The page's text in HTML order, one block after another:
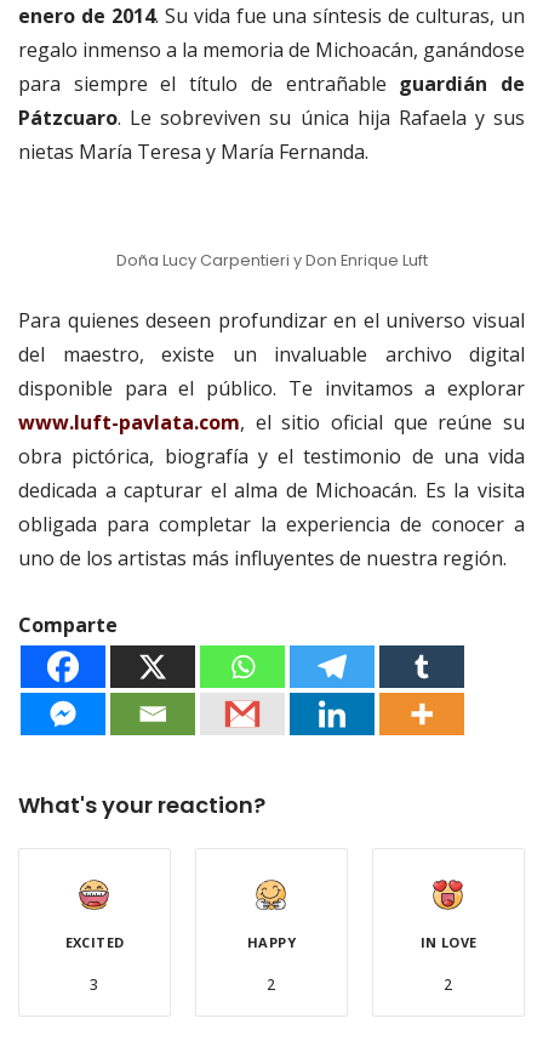
enero de 2014. Su vida fue una síntesis de culturas, un
regalo inmenso a la memoria de Michoacán, ganándose
para siempre el título de entrañable guardián de
Pátzcuaro. Le sobreviven su única hija Rafaela y sus
nietas María Teresa y María Fernanda.
Doña Lucy Carpentieri y Don Enrique Luft
Para quienes deseen profundizar en el universo visual
del maestro, existe un invaluable archivo digital
disponible para el público. Te invitamos a explorar
www.luft-pavlata.com, el sitio oficial que reúne su
obra pictórica, biografía y el testimonio de una vida
dedicada a capturar el alma de Michoacán. Es la visita
obligada para completar la experiencia de conocer a
uno de los artistas más influyentes de nuestra región.
Comparte
What's your reaction?
EXCITED
3
HAPPY
2
IN LOVE
2